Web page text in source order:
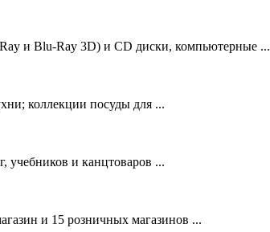
и Blu-Ray 3D) и CD диски, компьютерные ...
коллекции посуды для ...
учебников и канцтоваров ...
и 15 розничных магазинов ...